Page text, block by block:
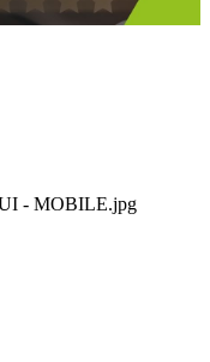
- MOBILE.jpg